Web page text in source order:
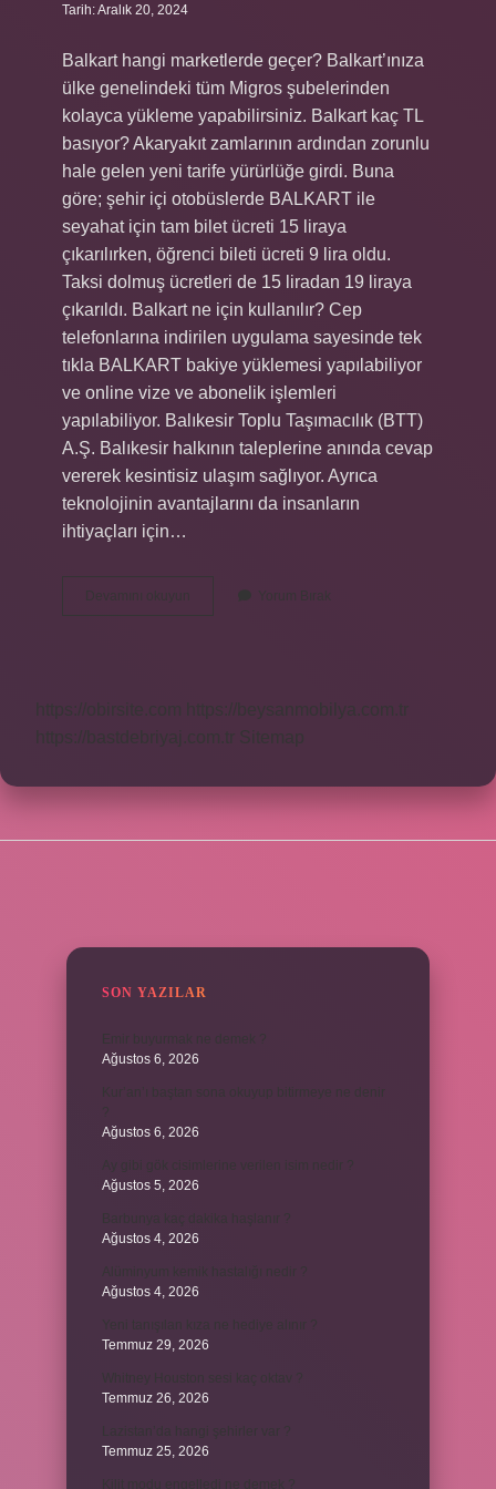
Tarih: Aralık 20, 2024
Balkart hangi marketlerde geçer? Balkart’ınıza
ülke genelindeki tüm Migros şubelerinden
kolayca yükleme yapabilirsiniz. Balkart kaç TL
basıyor? Akaryakıt zamlarının ardından zorunlu
hale gelen yeni tarife yürürlüğe girdi. Buna
göre; şehir içi otobüslerde BALKART ile
seyahat için tam bilet ücreti 15 liraya
çıkarılırken, öğrenci bileti ücreti 9 lira oldu.
Taksi dolmuş ücretleri de 15 liradan 19 liraya
çıkarıldı. Balkart ne için kullanılır? Cep
telefonlarına indirilen uygulama sayesinde tek
tıkla BALKART bakiye yüklemesi yapılabiliyor
ve online vize ve abonelik işlemleri
yapılabiliyor. Balıkesir Toplu Taşımacılık (BTT)
A.Ş. Balıkesir halkının taleplerine anında cevap
vererek kesintisiz ulaşım sağlıyor. Ayrıca
teknolojinin avantajlarını da insanların
ihtiyaçları için…
Devamını okuyun
Nerelerde
Yorum Bırak
https://obirsite.com
https://beysanmobilya.com.tr
https://bastdebriyaj.com.tr Sitemap
SON YAZILAR
Ağustos 6, 2026
Ağustos 6, 2026
Ağustos 5, 2026
Ağustos 4, 2026
Ağustos 4, 2026
Temmuz 29, 2026
Temmuz 26, 2026
Temmuz 25, 2026